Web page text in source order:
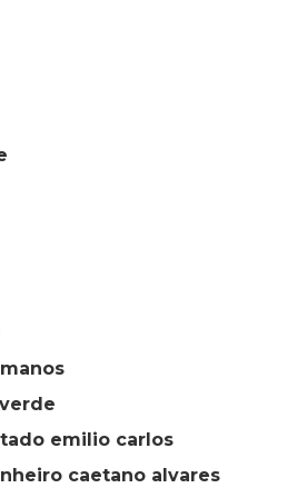
emilio carlos
caetano alvares